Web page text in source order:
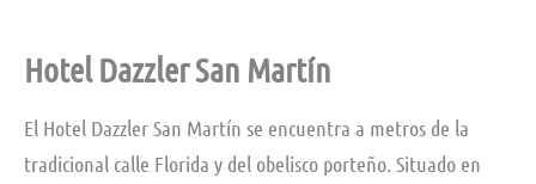
Hotel Dazzler San Martín
El Hotel Dazzler San Martín se encuentra a metros de la
tradicional calle Florida y del obelisco porteño. Situado en